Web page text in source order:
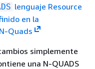
lenguaje Resource
en la
Quads
simplemente
una N-QUADS